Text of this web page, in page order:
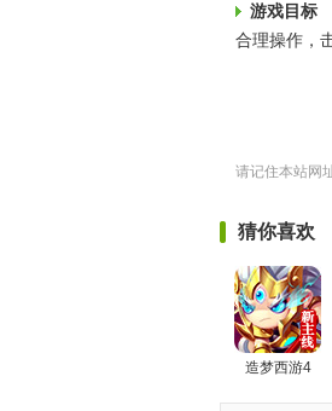
游戏目标
合理操作，
请记住本站网
猜你喜欢
造梦西游4